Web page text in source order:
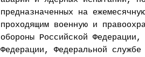
предназначенных на
проходящим военную и
обороны Российской
Федерации, Федеральной